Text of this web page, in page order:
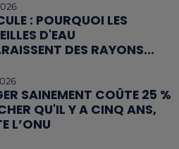
: POURQUOI LES
D'EAU
DES RAYONS...
SAINEMENT COÛTE 25 %
QU'IL Y A CINQ ANS,
L’ONU